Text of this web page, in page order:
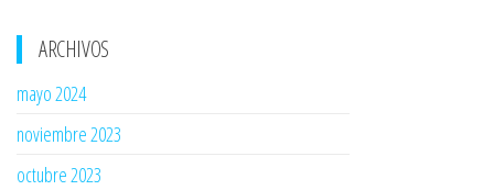
ARCHIVOS
mayo 2024
noviembre 2023
octubre 2023